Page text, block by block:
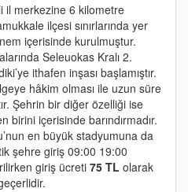
il merkezine 6 kilometre
ilçesi sınırlarında yer
içerisinde kurulmuştur.
Seleuokas Kralı 2.
ithafen inşası başlamıştır.
hâkim olması ile uzun süre
Şehrin bir diğer özelliği ise
birini içerisinde barındırmadır.
en büyük stadyumuna da
şehre giriş 09:00 19:00
giriş ücreti 75 TL olarak